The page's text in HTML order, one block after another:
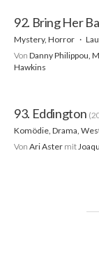
92. Bring Her
Mystery, Horror
Von Danny Philippou,
Hawkins
93. Eddington
Komödie, Drama,
Von Ari Aster mit